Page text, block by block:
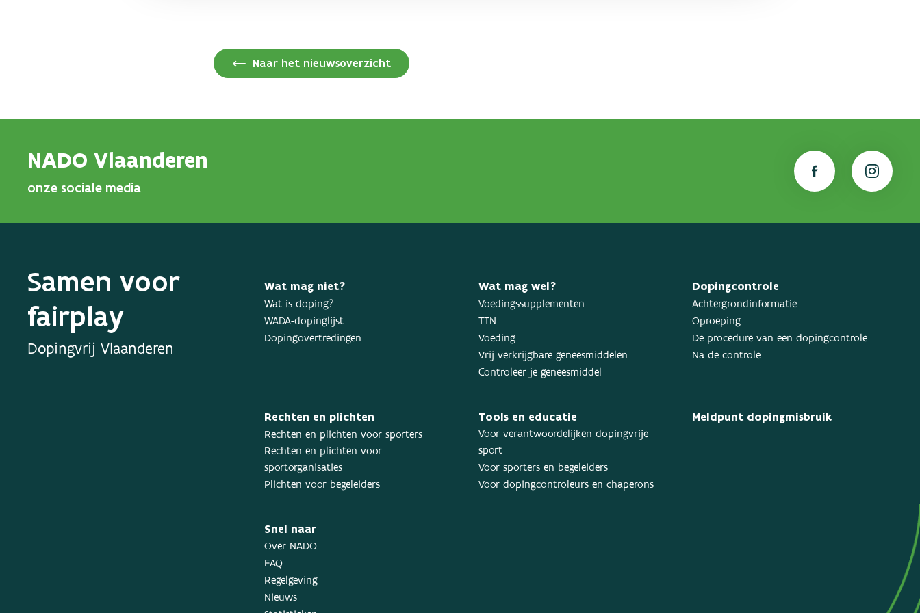
Naar het nieuwsoverzicht
NADO Vlaanderen
onze sociale media
Samen voor
fairplay
Dopingvrij Vlaanderen
Wat mag niet?
Wat is doping?
WADA-dopinglijst
Dopingovertredingen
Wat mag wel?
Voedingssupplementen
TTN
Voeding
Vrij verkrijgbare geneesmiddelen
Controleer je geneesmiddel
Dopingcontrole
Achtergrondinformatie
Oproeping
De procedure van een dopingcontrole
Na de controle
Rechten en plichten
Rechten en plichten voor sporters
Rechten en plichten voor
sportorganisaties
Plichten voor begeleiders
Tools en educatie
Voor verantwoordelijken dopingvrije
sport
Voor sporters en begeleiders
Voor dopingcontroleurs en chaperons
Meldpunt dopingmisbruik
Snel naar
Over NADO
FAQ
Regelgeving
Nieuws